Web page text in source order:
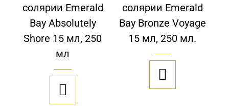
солярии Emerald
Bay Absolutely
Shore 15 мл, 250
мл

солярии Emerald
Bay Bronze Voyage
15 мл, 250 мл.
